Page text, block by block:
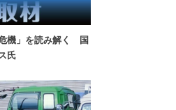
機」を読み解く 国
氏